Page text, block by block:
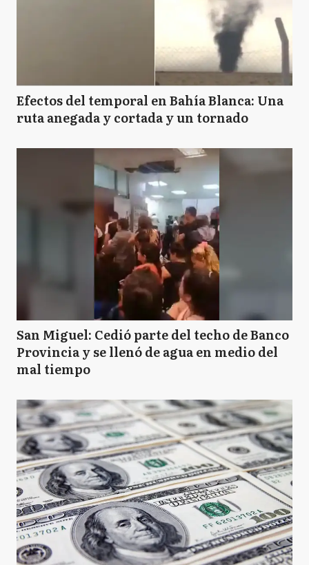
Efectos del temporal en Bahía Blanca: Una
ruta anegada y cortada y un tornado
San Miguel: Cedió parte del techo de Banco
Provincia y se llenó de agua en medio del
mal tiempo